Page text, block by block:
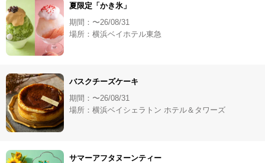
夏限定「かき氷」
期間：〜26/08/31
場所：横浜ベイホテル東急
バスクチーズケーキ
期間：〜26/08/31
場所：横浜ベイシェラトン ホテル＆タワーズ
サマーアフタヌーンティー